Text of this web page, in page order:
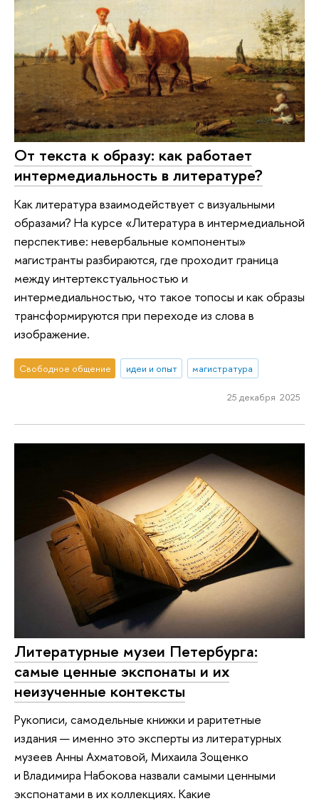
От текста к образу: как работает
интермедиальность в литературе?
Как литература взаимодействует с визуальными
образами? На курсе «Литература в интермедиальной
перспективе: невербальные компоненты»
магистранты разбираются, где проходит граница
между интертекстуальностью и
интермедиальностью, что такое топосы и как образы
трансформируются при переходе из слова в
изображение.
Свободное общение идеи и опыт магистратура
25 декабря 2025
Литературные музеи Петербурга:
самые ценные экспонаты и их
неизученные контексты
Рукописи, самодельные книжки и раритетные
издания — именно это эксперты из литературных
музеев Анны Ахматовой, Михаила Зощенко
и Владимира Набокова назвали самыми ценными
экспонатами в их коллекциях. Какие